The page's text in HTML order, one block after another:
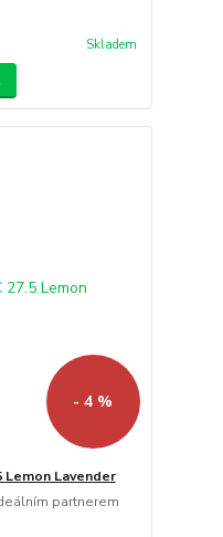
Skladem
- 4 %
Lemon Lavender
partnerem